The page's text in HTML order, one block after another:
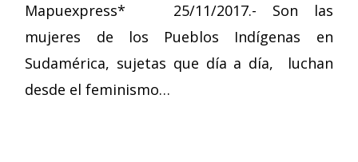
Mapuexpress* 25/11/2017.- Son las
mujeres de los Pueblos Indígenas en
Sudamérica, sujetas que día a día, luchan
desde el feminismo…